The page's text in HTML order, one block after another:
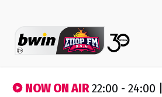
NOW ON AIR22:00 - 24:00 |